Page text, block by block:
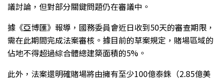
議討論，但對部分關鍵問題仍在審議中。
據《亞博匯》報導，國務委員會近日收到50天的審查期限，
需在此期間完成法案審核。據目前的草案規定，賭場區域的
佔地不得超過綜合體總建築面積的5%。
此外，法案還明確賭場將由擁有至少100億泰銖（2.85億美